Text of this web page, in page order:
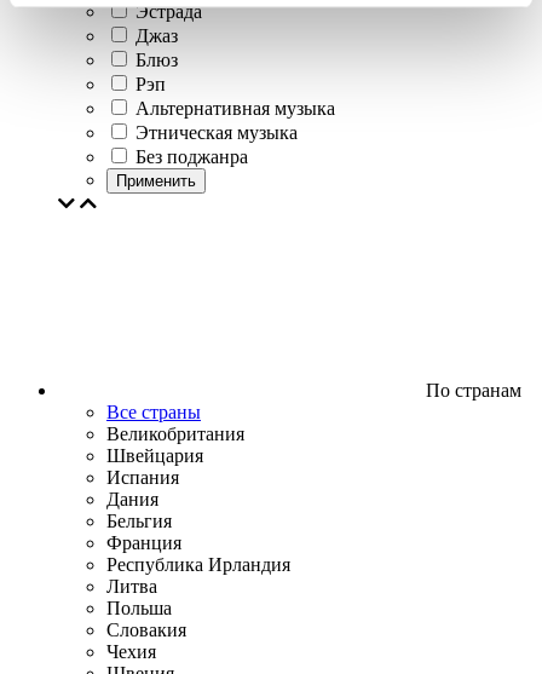
Эстрада
Джаз
Блюз
Рэп
Альтернативная музыка
Этническая музыка
Без поджанра
Применить
По странам
Все страны
Великобритания
Швейцария
Испания
Дания
Бельгия
Франция
Республика Ирландия
Литва
Польша
Словакия
Чехия